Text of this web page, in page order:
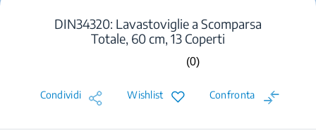
DIN34320: Lavastoviglie a Scomparsa
Totale, 60 cm, 13 Coperti
Nessuna
Stesso
(0)
Condividi Wishlist Confronta